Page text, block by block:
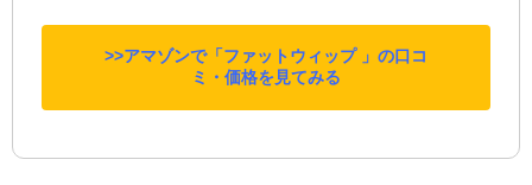
>>アマゾンで「ファットウィップ 」の口コ
ミ・価格を見てみる